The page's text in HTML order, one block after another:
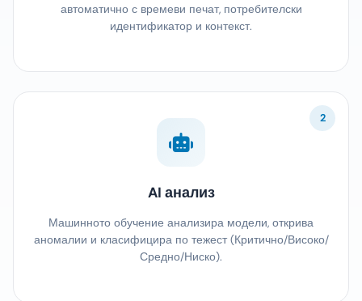
автоматично с времеви печат, потребителски
идентификатор и контекст.
2
AI анализ
Машинното обучение анализира модели, открива
аномалии и класифицира по тежест (Критично/Високо/
Средно/Ниско).